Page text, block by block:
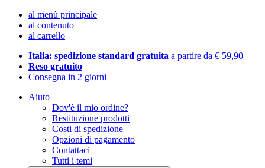
al menù principale
al contenuto
al carrello
Italia: spedizione standard gratuita a partire da € 59,90
Reso gratuito
Consegna in 2 giorni
Aiuto
Dov'è il mio ordine?
Restituzione prodotti
Costi di spedizione
Opzioni di pagamento
Contattaci
Tutti i temi